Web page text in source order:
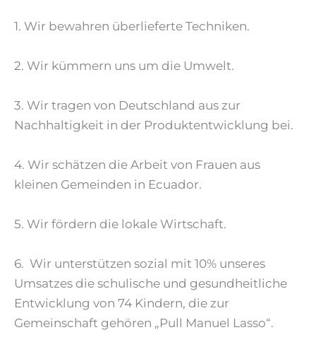
1. Wir bewahren überlieferte Techniken.
2. Wir kümmern uns um die Umwelt.
3. Wir tragen von Deutschland aus zur
Nachhaltigkeit in der Produktentwicklung bei.
4. Wir schätzen die Arbeit von Frauen aus
kleinen Gemeinden in Ecuador.
5. Wir fördern die lokale Wirtschaft.
6. Wir unterstützen sozial mit 10% unseres
Umsatzes die schulische und gesundheitliche
Entwicklung von 74 Kindern, die zur
Gemeinschaft gehören „Pull Manuel Lasso“.